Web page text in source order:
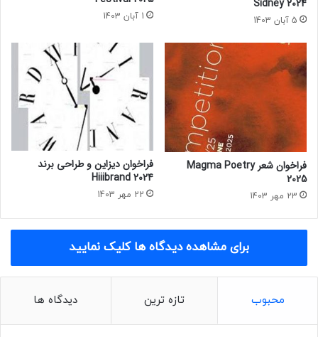
s
S
c
e
Sidney 2024
5 آبان 1403 1 آبان 1403
فراخوان شعر Magma Poetry
2025
23 مهر 1403
فراخوان دیزاین و طراحی برند
Hiiibrand 2024
22 مهر 1403
برای مشاهده دیدگاه ها کلیک نمایید
محبوب تازه ترین دیدگاه ها